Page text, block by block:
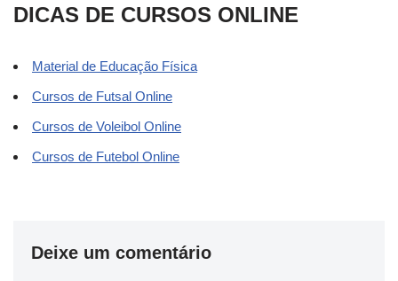
DICAS DE CURSOS ONLINE
Material de Educação Física
Cursos de Futsal Online
Cursos de Voleibol Online
Cursos de Futebol Online
Deixe um comentário